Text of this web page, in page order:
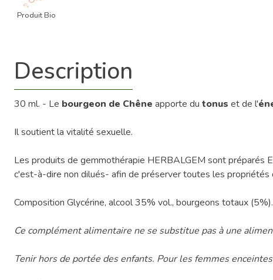
Produit Bio
Description
30 ml. - Le bourgeon de Chêne apporte du tonus et de l'
Il soutient la vitalité sexuelle.
Les produits de gemmothérapie HERBALGEM sont préparés
c'est-à-dire non dilués- afin de préserver toutes les propriétés
Composition Glycérine, alcool 35% vol., bourgeons totaux (5%).
Ce complément alimentaire ne se substitue pas à une
Tenir hors de portée des enfants. Pour les femmes